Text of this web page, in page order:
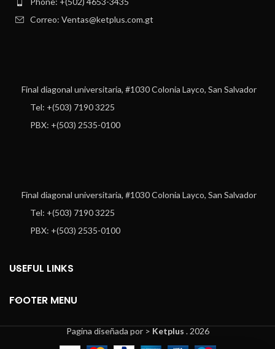
Correo: Ventas@ketplus.com.gt
Final diagonal universitaria, #1030 Colonia Layco, San Salvador
Tel: +(503) 7190 3225
PBX: +(503) 2535-0100
Final diagonal universitaria, #1030 Colonia Layco, San Salvador
Tel: +(503) 7190 3225
PBX: +(503) 2535-0100
USEFUL LINKS
FOOTER MENU
Pagina diseñada por > Ketplus . 2026